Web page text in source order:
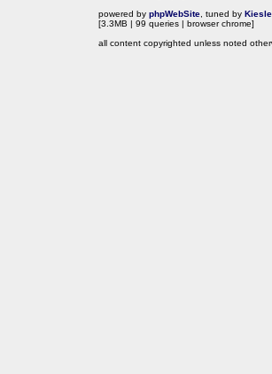
powered by phpWebSite , tuned by
[3.3MB | 99 queries | browser chrome]
all content copyrighted unless noted